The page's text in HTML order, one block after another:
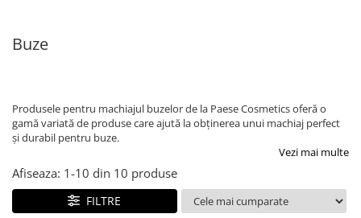
Buze
Produsele pentru machiajul buzelor de la Paese Cosmetics oferă o
gamă variată de produse care ajută la obținerea unui machiaj perfect
și durabil pentru buze.
Vezi mai multe
Afiseaza: 1-10 din 10 produse
FILTRE